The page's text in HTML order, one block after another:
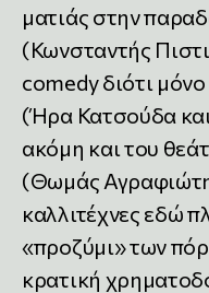
ματιάς στην
(Κωνσταντής
comedy διότι
(Ήρα Κατσούδα
ακόμη και του
(Θωμάς
καλλιτέχνες εδώ
«προζύμι» των
κρατική